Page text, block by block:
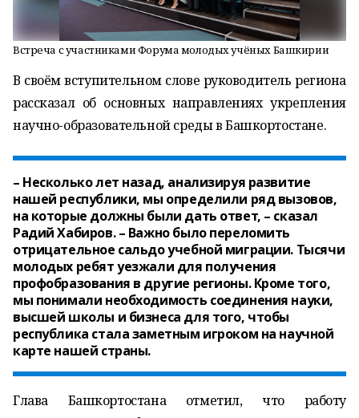
Встреча с участниками Форума молодых учёных Башкирии
В своём вступительном слове руководитель региона
рассказал об основных направлениях укрепления
научно-образовательной среды в Башкортостане.
– Несколько лет назад, анализируя развитие
нашей республики, мы определили ряд вызовов,
на которые должны были дать ответ, – сказал
Радий Хабиров. – Важно было переломить
отрицательное сальдо учебной миграции. Тысячи
молодых ребят уезжали для получения
профобразования в другие регионы. Кроме того,
мы понимали необходимость соединения науки,
высшей школы и бизнеса для того, чтобы
республика стала заметным игроком на научной
карте нашей страны.
Глава Башкортостана отметил, что работу